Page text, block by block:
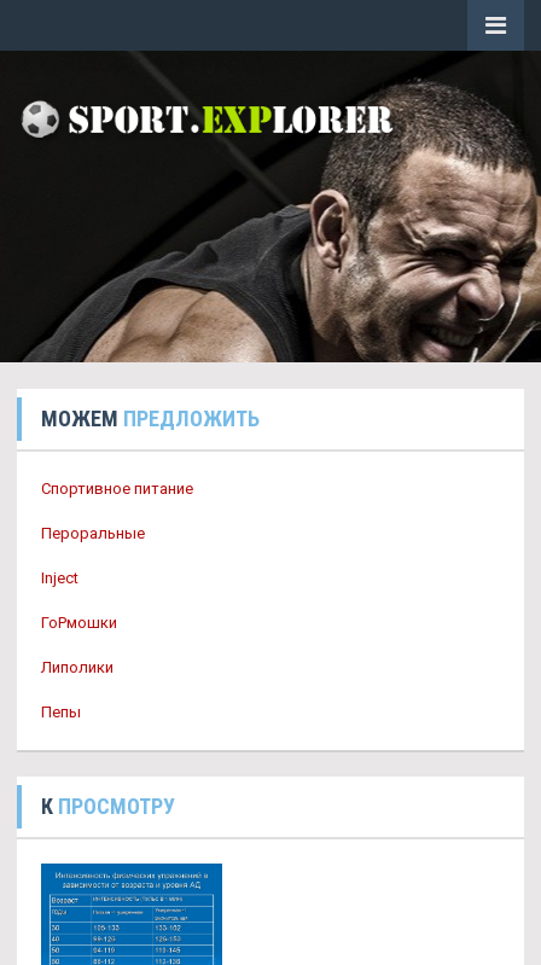
МОЖЕМ ПРЕДЛОЖИТЬ
Спортивное питание
Пероральные
Inject
ГоРмошки
Липолики
Пепы
К ПРОСМОТРУ